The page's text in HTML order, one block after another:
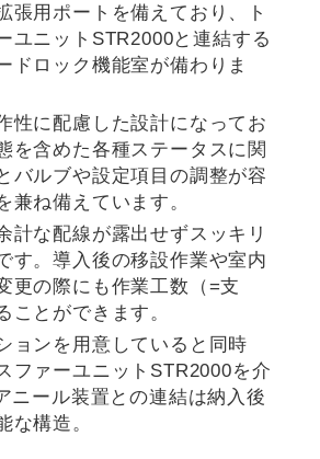
張用ポートを備えており、ト
ユニットSTR2000と連結する
ドロック機能室が備わりま
性に配慮した設計になってお
を含めた各種ステータスに関
バルブや設定項目の調整が容
兼ね備えています。
計な配線が露出せずスッキリ
す。導入後の移設作業や室内
更の際にも作業工数（=支
ことができます。
ョンを用意していると同時
ファーユニットSTR2000を介
ニール装置との連結は納入後
な構造。